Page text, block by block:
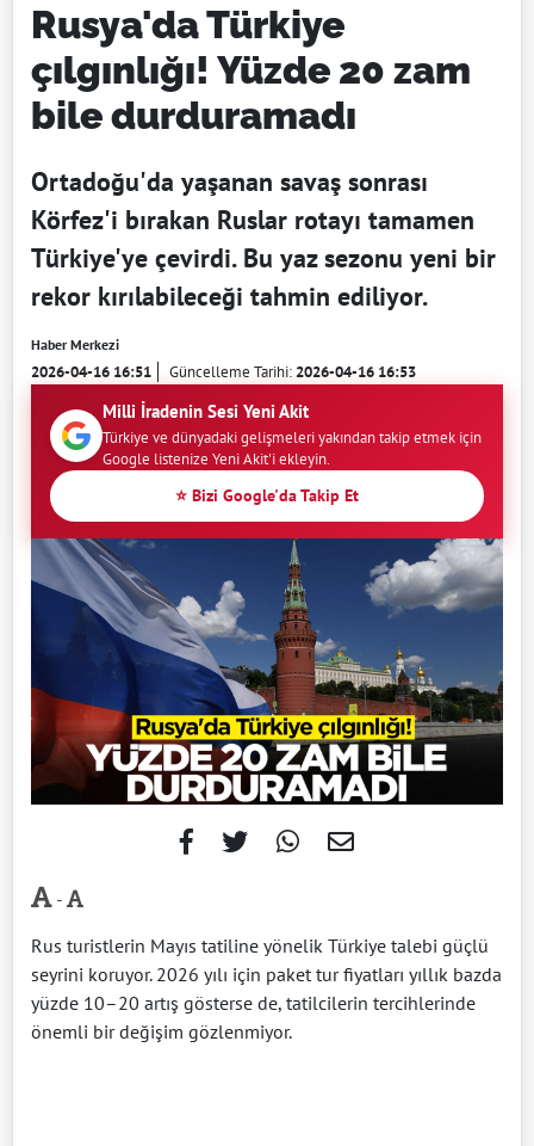
Rusya'da Türkiye
çılgınlığı! Yüzde 20 zam
bile durduramadı
Ortadoğu'da yaşanan savaş sonrası
Körfez'i bırakan Ruslar rotayı tamamen
Türkiye'ye çevirdi. Bu yaz sezonu yeni bir
rekor kırılabileceği tahmin ediliyor.
Haber Merkezi
2026-04-16 16:51 Güncelleme Tarihi:2026-04-16 16:53
Milli İradenin Sesi Yeni Akit
Türkiye ve dünyadaki gelişmeleri yakından takip etmek için
Google listenize Yeni Akit'i ekleyin.
⭐ Bizi Google'da Takip Et
-
Rus turistlerin Mayıs tatiline yönelik Türkiye talebi güçlü
seyrini koruyor. 2026 yılı için paket tur fiyatları yıllık bazda
yüzde 10–20 artış gösterse de, tatilcilerin tercihlerinde
önemli bir değişim gözlenmiyor.